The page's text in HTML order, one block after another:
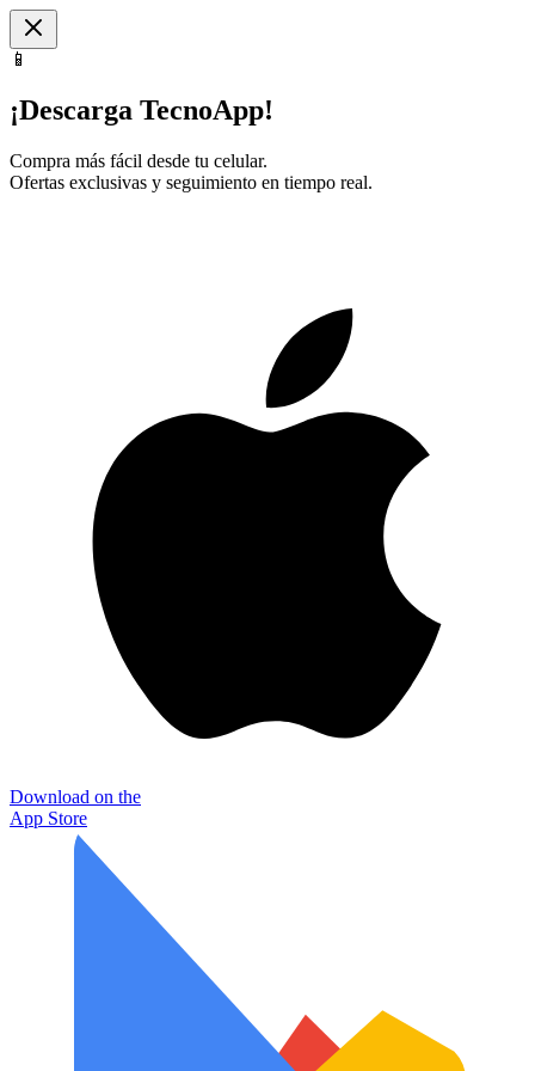
📱
¡Descarga TecnoApp!
Compra más fácil desde tu celular.
Ofertas exclusivas y seguimiento en tiempo real.
Download on the
App Store